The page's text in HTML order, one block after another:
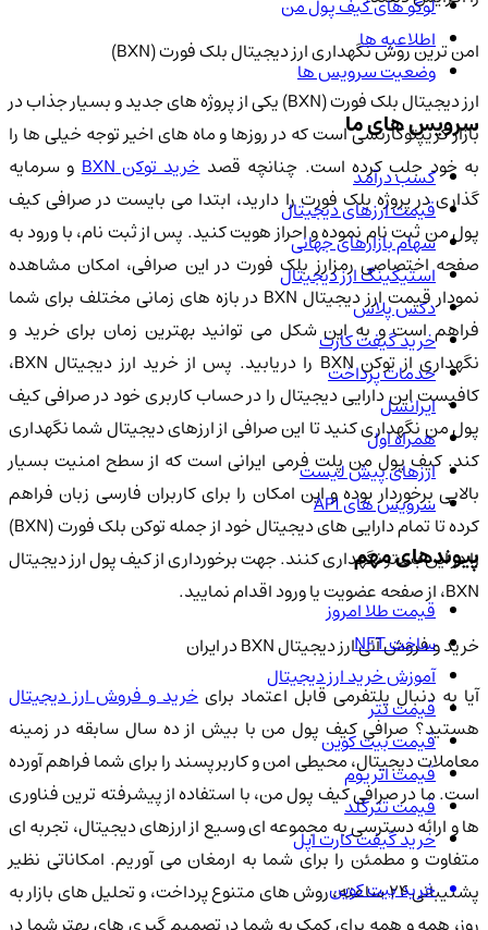
امن ترین روش نگهداری ارز دیجیتال بلک فورت (BXN)
ارز دیجیتال بلک فورت (BXN) یکی از پروژه های جدید و بسیار جذاب در
بازار کریپتوکارنسی است که در روزها و ماه های اخیر توجه خیلی ها را
به خود جلب کرده است. چنانچه قصدخرید توکن BXN
و سرمایه
گذاری در پروژه بلک فورت را دارید، ابتدا می بایست در صرافی کیف
پول من ثبت نام نموده و احراز هویت کنید. پس از ثبت نام، با ورود به
صفحه اختصاصی رمزارز بلک فورت در این صرافی، امکان مشاهده
نمودار قیمت ارز دیجیتال BXN در بازه های زمانی مختلف برای شما
فراهم است و به این شکل می توانید بهترین زمان برای خرید و
نگهداری از توکن BXN را دریابید. پس از خرید ارز دیجیتال BXN،
کافیست این دارایی دیجیتال را در حساب کاربری خود در صرافی کیف
پول من نگهداری کنید تا این صرافی از ارزهای دیجیتال شما نگهداری
کند. کیف پول من پلت فرمی ایرانی است که از سطح امنیت بسیار
بالایی برخوردار بوده و این امکان را برای کاربران فارسی زبان فراهم
کرده تا تمام دارایی های دیجیتال خود از جمله توکن بلک فورت (BXN)
را در این بستر نگهداری کنند. جهت برخورداری از کیف پول ارز دیجیتال
BXN، از صفحه عضویت یا ورود اقدام نمایید.
خرید و فروش آنی ارز دیجیتال BXN در ایران
آیا به دنبال پلتفرمی قابل اعتماد برایخرید و فروش ارز دیجیتال
هستید؟ صرافی کیف پول من با بیش از ده سال سابقه در زمینه
معاملات دیجیتال، محیطی امن و کاربرپسند را برای شما فراهم آورده
است. ما در صرافی کیف پول من، با استفاده از پیشرفته ترین فناوری
ها و ارائه دسترسی به مجموعه ای وسیع از ارزهای دیجیتال، تجربه ای
متفاوت و مطمئن را برای شما به ارمغان می آوریم. امکاناتی نظیر
پشتیبانی ۲۴ ساعته، روش های متنوع پرداخت، و تحلیل های بازار به
لوگو های کیف پول من
اطلاعیه ها
وضعیت سرویس ها
سرویس های ما
کسب درآمد
قیمت ارزهای دیجیتال
سهام بازارهای جهانی
استیکینگ ارز دیجیتال
دکس پلاس
خرید گیفت کارت
خدمات پرداخت
ایرانسل
همراه اول
ارزهای پیش لیست
سرویس های API
پیوندهای مهم
قیمت طلا امروز
ساخت NFT
آموزش خرید ارز دیجیتال
قیمت تتر
قیمت بیت کوین
قیمت اتریوم
قیمت تترگلد
خرید گیفت کارت اپل
خرید بیت کوین